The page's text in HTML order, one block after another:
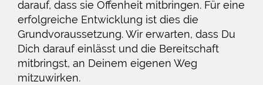
darauf, dass sie Offenheit mitbringen. Für eine
erfolgreiche Entwicklung ist dies die
Grundvoraussetzung. Wir erwarten, dass Du
Dich darauf einlässt und die Bereitschaft
mitbringst, an Deinem eigenen Weg
mitzuwirken.